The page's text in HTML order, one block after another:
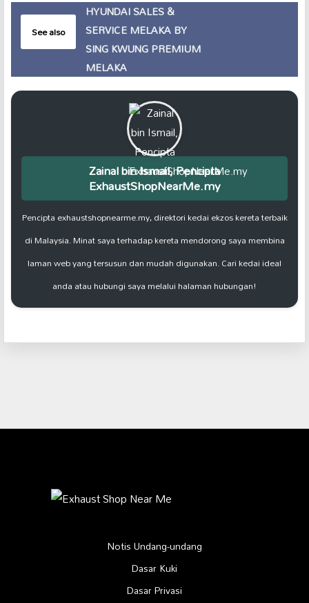
See also
HYUNDAI SALES &
SERVICE MELAKA BY
SING KWUNG PREMIUM
MELAKA
Zainal bin Ismail, Pencipta
ExhaustShopNearMe.my
Pencipta exhaustshopnearme.my, direktori kedai ekzos kereta terbaik
di Malaysia. Minat saya terhadap kereta mendorong saya membina
laman web yang tersusun dan mudah digunakan. Cari kedai ideal
anda atau hubungi saya melalui halaman hubungan!
Notis Undang-undang
Dasar Kuki
Dasar Privasi